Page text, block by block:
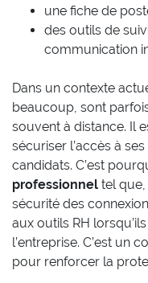
une fiche de
des outils de
communication
Dans un contexte
beaucoup, sont
souvent à distance. Il
sécuriser l’accès à
candidats. C’est
professionnel tel que,
sécurité des
aux outils RH
l’entreprise. C’est un
pour renforcer la